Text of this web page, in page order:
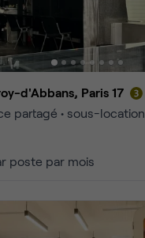
d'Abbans, Paris 17
partagé • sous-location
poste par mois